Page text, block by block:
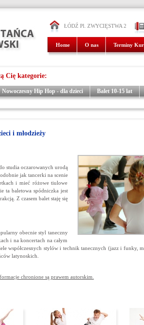
ŁÓDŹ Pl. ZWYCIĘSTWA 2
Home O nas Terminy
Cię kategorie:
Nowoczesny Hip Hop - dla dzieci Balet 10-15 lat
i młodzieży
studia oczarowanych urodą
jak tancerki na scenie
i mieć różowe tiulowe
ta baletowa spódniczka jest
Z czasem balet staję się
obecnie styl taneczny
i na koncertach na całym
współczesnych stylów i technik tanecznych (jazz i funky,
latynoskich.
chronione są prawem autorskim.